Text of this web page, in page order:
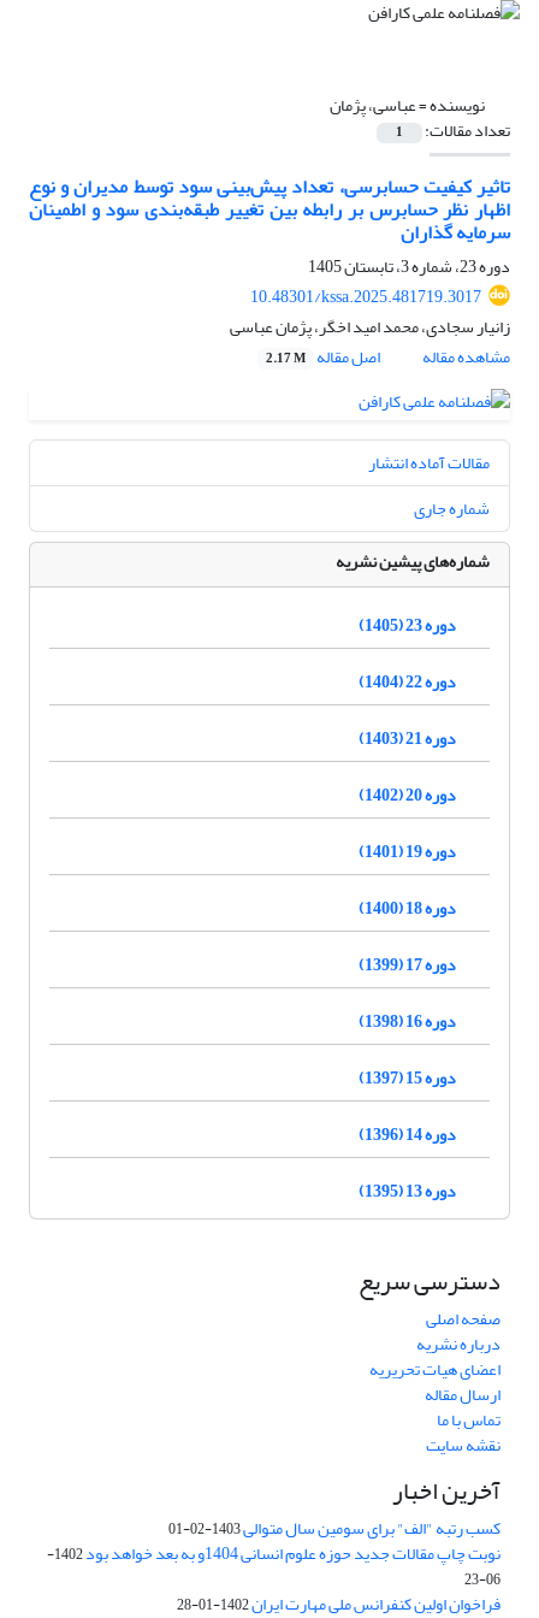
نویسنده =عباسی، پژمان
تعداد مقالات: 1
تاثیر کیفیت حسابرسی، تعداد پیش‌‌بینی سود توسط مدیران و نوع
اظهار نظر حسابرس بر رابطه بین تغییر طبقه‌بندی سود و اطمینان
سرمایه گذاران
دوره 23، شماره 3، تابستان 1405
10.48301/kssa.2025.481719.3017
زانیار سجادی، محمد امید اخگر، پژمان عباسی
مشاهده مقاله
اصل مقاله 2.17 M
مقالات آماده انتشار
شماره جاری
شماره‌های پیشین نشریه
دوره 23 (1405)
دوره 22 (1404)
دوره 21 (1403)
دوره 20 (1402)
دوره 19 (1401)
دوره 18 (1400)
دوره 17 (1399)
دوره 16 (1398)
دوره 15 (1397)
دوره 14 (1396)
دوره 13 (1395)
دسترسی سریع
صفحه اصلی
درباره نشریه
اعضای هیات تحریریه
ارسال مقاله
تماس با ما
نقشه سایت
آخرین اخبار
کسب رتبه "الف" برای سومین سال متوالی1403-02-01
نوبت چاپ مقالات جدید حوزه علوم انسانی 1404و به بعد خواهد بود
1402-
06-23
فراخوان اولین کنفرانس ملی مهارت ایران1402-01-28